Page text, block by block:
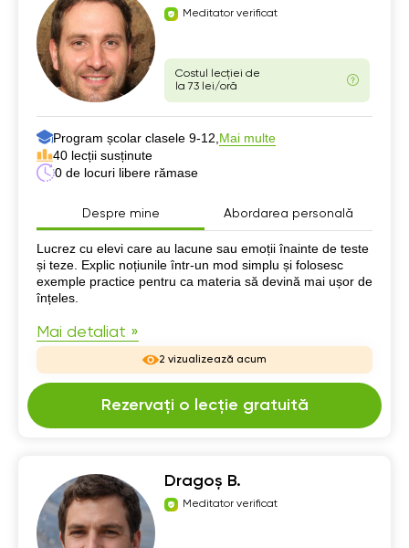
Meditator verificat
Costul lecției de
la 73 lei/oră
Program școlar clasele 9-12, Mai multe
40 lecții susținute
0 de locuri libere rămase
Despre mine Abordarea personală
Despre mine
Lucrez cu elevi care au lacune sau emoții înainte de teste
și teze. Explic noțiunile într-un mod simplu și folosesc
exemple practice pentru ca materia să devină mai ușor de
înțeles.
Mai detaliat »
2 vizualizează acum
Rezervați o lecție gratuită
Dragoș B.
Meditator verificat